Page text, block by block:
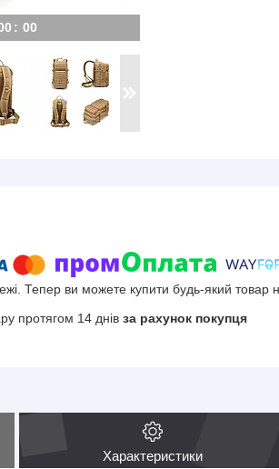
0 00
Тепер ви можете купити будь-який товар
протягом 14 днів за рахунок покупця
Характеристики